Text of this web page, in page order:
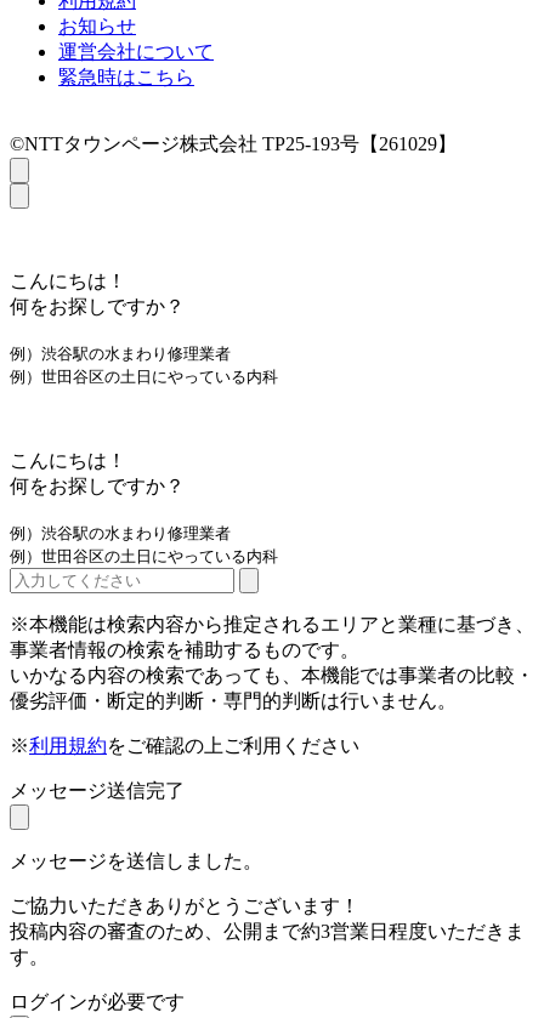
お知らせ
運営会社について
緊急時はこちら
©NTTタウンページ株式会社 TP25-193号【261029】
こんにちは！
何をお探しですか？
例）渋谷駅の水まわり修理業者
例）世田谷区の土日にやっている内科
こんにちは！
何をお探しですか？
例）渋谷駅の水まわり修理業者
例）世田谷区の土日にやっている内科
※本機能は検索内容から推定されるエリアと業種に基づき、
事業者情報の検索を補助するものです。
いかなる内容の検索であっても、本機能では事業者の比較・
優劣評価・断定的判断・専門的判断は行いません。
※利用規約をご確認の上ご利用ください
メッセージ送信完了
メッセージを送信しました。
ご協力いただきありがとうございます！
投稿内容の審査のため、公開まで約3営業日程度いただきま
す。
ログインが必要です